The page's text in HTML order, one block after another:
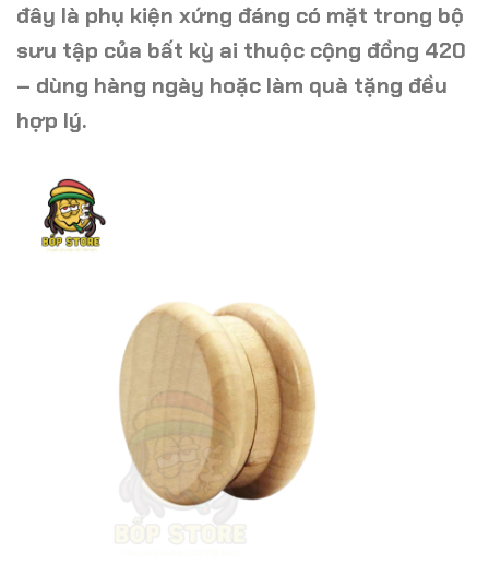
đây là phụ kiện xứng đáng có mặt trong bộ
sưu tập của bất kỳ ai thuộc cộng đồng 420
– dùng hàng ngày hoặc làm quà tặng đều
hợp lý.